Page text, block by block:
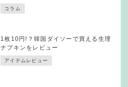
コラム
1枚10円!？韓国ダイソーで買える生理
ナプキンをレビュー
アイテムレビュー